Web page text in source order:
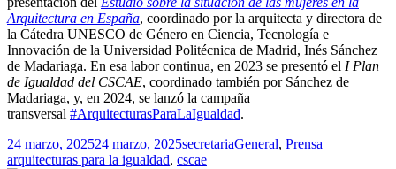
Arquitectura en España, coordinado por la arquitecta y directora de
la Cátedra UNESCO de Género en Ciencia, Tecnología e
Innovación de la Universidad Politécnica de Madrid, Inés Sánchez
de Madariaga. En esa labor continua, en 2023 se presentó el I Plan
de Igualdad del CSCAE, coordinado también por Sánchez de
Madariaga, y, en 2024, se lanzó la campaña
transversal #ArquitecturasParaLaIgualdad.
Publicado
el
24 marzo, 202524 marzo, 2025Autor
secretariaCategorías
General, Prensa
arquitecturas para la igualdad, cscae